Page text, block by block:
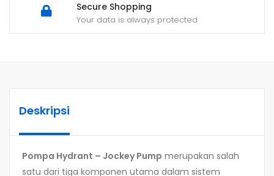
Secure Shopping
Your data is always protected
Deskripsi
Pompa Hydrant – Jockey Pump merupakan salah
satu dari tiga komponen utama dalam sistem